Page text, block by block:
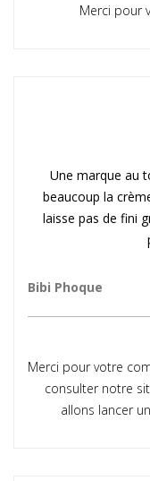
Merci pour
Une marque au
beaucoup la
laisse pas de fini
Bibi Phoque
Merci pour votre
consulter notre
allons lancer